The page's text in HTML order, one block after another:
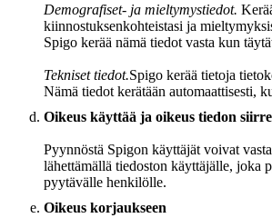
Demografiset- ja mieltymystiedot.
kiinnostuksenkohteistasi ja
Spigo kerää nämä tiedot vasta kun
Tekniset tiedot.Spigo kerää tietoja
Nämä tiedot kerätään automaattisesti,
Oikeus käyttää ja oikeus tiedon
Pyynnöstä Spigon käyttäjät voivat
lähettämällä tiedoston käyttäjälle, joka
pyytävälle henkilölle.
Oikeus korjaukseen